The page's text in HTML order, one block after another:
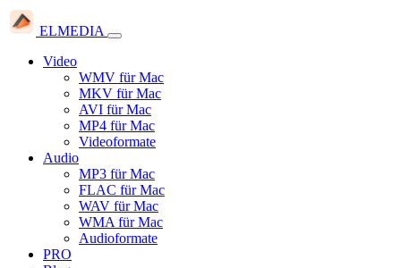
ELMEDIA
Video
WMV für Mac
MKV für Mac
AVI für Mac
MP4 für Mac
Videoformate
Audio
MP3 für Mac
FLAC für Mac
WAV für Mac
WMA für Mac
Audioformate
PRO